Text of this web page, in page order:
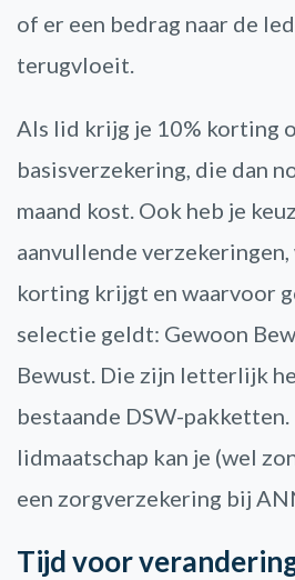
of er een bedrag naar de
terugvloeit.
Als lid krijg je 10% korting
basisverzekering, die dan
maand kost. Ook heb je
aanvullende verzekeringen,
korting krijgt en waarvoor
selectie geldt: Gewoon
Bewust. Die zijn letterlijk
bestaande DSW-
lidmaatschap kan je (wel
een zorgverzekering bij
Tijd voor